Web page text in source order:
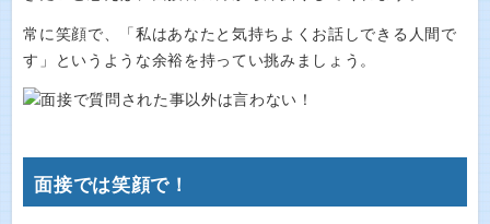
常に笑顔で、「私はあなたと気持ちよくお話しできる人間で
す」というような余裕を持ってい挑みましょう。
面接では笑顔で！